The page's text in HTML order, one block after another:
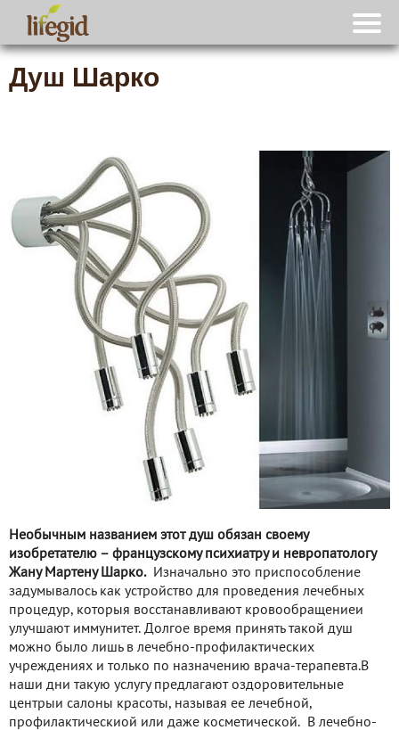
Душ Шарко
Необычным названием этот душ обязан своему
изобретателю – французскому психиатру и невропатологу
Жану Мартену Шарко.Изначально это приспособление
задумывалось как устройство для проведения лечебных
процедур, которыя восстанавливают кровообращениеи
улучшают иммунитет. Долгое время принять такой душ
можно было лишь в лечебно-профилактических
учреждениях и только по назначению врача-терапевта.В
наши дни такую услугу предлагают оздоровительные
центрыи салоны красоты, называя ее лечебной,
профилактическиой или даже косметической. В лечебно-